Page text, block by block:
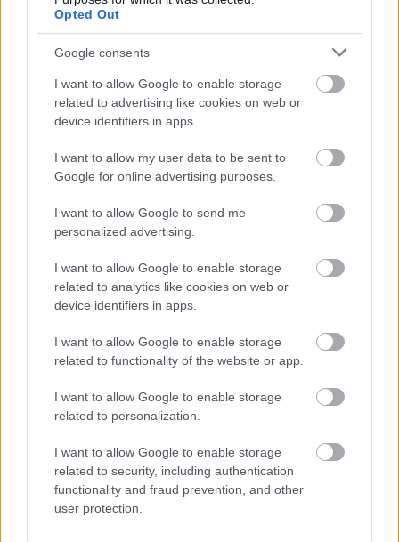
Opted Out
Google consents
I want to allow Google to enable storage
related to advertising like cookies on web or
device identifiers in apps.
I want to allow my user data to be sent to
Google for online advertising purposes.
I want to allow Google to send me
personalized advertising.
I want to allow Google to enable storage
related to analytics like cookies on web or
device identifiers in apps.
I want to allow Google to enable storage
related to functionality of the website or app.
I want to allow Google to enable storage
related to personalization.
I want to allow Google to enable storage
related to security, including authentication
functionality and fraud prevention, and other
user protection.
„David három-négy tizeddel volt lassabb. Remek
kör volt, és nagy lökést adott a csapatnak.
Remek munkát végeznek, mert ugye ott vannak
a korlátok, amelyeket az ember Monacóban
néha érint. Az edzésen, az időmérőn, a
versenyen… még ha nem is akarja, olykor
megtörténik.”